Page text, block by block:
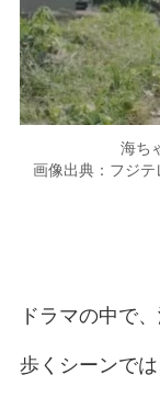
海ち
画像出典：フジ
ドラマの中で
歩くシーンでは